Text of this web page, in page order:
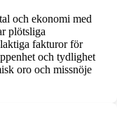
och ekonomi med
plötsliga
fakturor för
och tydlighet
oro och missnöje